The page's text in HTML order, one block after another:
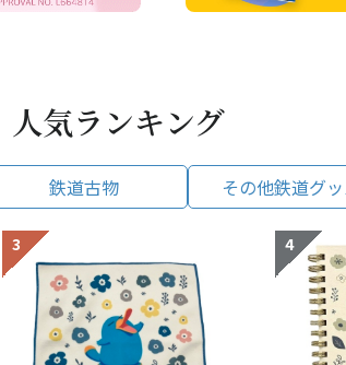
気ランキング
鉄道古物 その他鉄道グ